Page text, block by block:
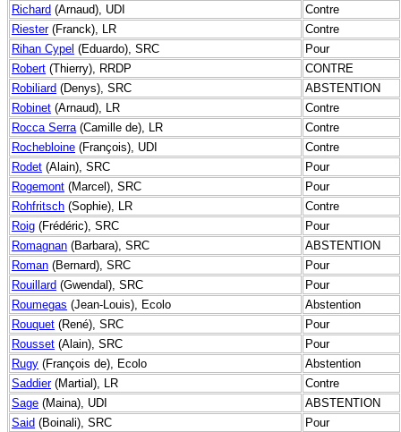
Richard (Arnaud), UDI
Contre
Riester(Franck), LR
Contre
Rihan Cypel (Eduardo), SRC
Pour
Robert (Thierry), RRDP
CONTRE
Robiliard (Denys), SRC
ABSTENTION
Robinet (Arnaud), LR
Contre
Rocca Serra(Camille de), LR
Contre
Rochebloine (François), UDI
Contre
Rodet (Alain), SRC
Pour
Rogemont (Marcel), SRC
Pour
Rohfritsch (Sophie), LR
Contre
Roig (Frédéric), SRC
Pour
Romagnan (Barbara), SRC
ABSTENTION
Roman (Bernard), SRC
Pour
Rouillard (Gwendal), SRC
Pour
Roumegas (Jean-Louis), Ecolo
Abstention
Rouquet (René), SRC
Pour
Rousset (Alain), SRC
Pour
Rugy (François de), Ecolo
Abstention
Saddier(Martial), LR
Contre
Sage (Maina), UDI
ABSTENTION
Said (Boinali), SRC
Pour